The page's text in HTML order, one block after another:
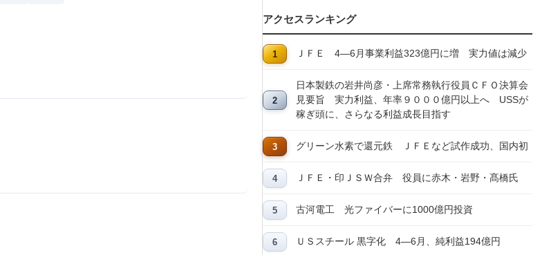
アクセスランキング
ＪＦＥ 4―6月事業利益323億円に増 実力値は減少
日本製鉄の岩井尚彦・上席常務執行役員ＣＦＯ決算会
見要旨 実力利益、年率９０００億円以上へ USSが
稼ぎ頭に、さらなる利益成長目指す
グリーン水素で還元鉄 ＪＦＥなど試作成功、国内初
ＪＦＥ・印ＪＳＷ合弁 役員に赤木・岩野・髙橋氏
古河電工 光ファイバーに1000億円投資
ＵＳスチール 黒字化 4―6月、純利益194億円